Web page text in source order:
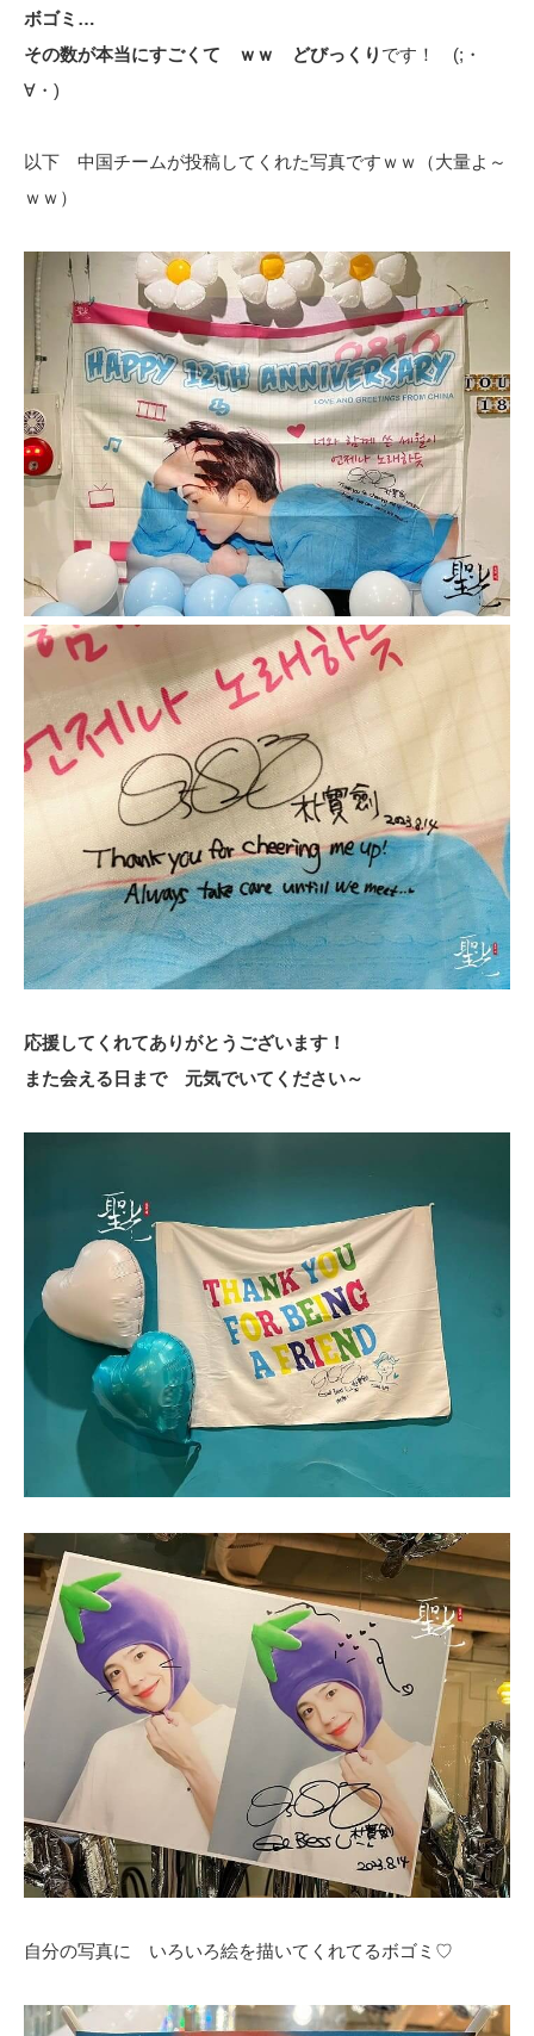
ボゴミ…
その数が本当にすごくて ｗｗ どびっくり です！ (;・
∀・)
以下 中国チームが投稿してくれた写真ですｗｗ（大量よ～
ｗｗ）
応援してくれてありがとうございます！
また会える日まで 元気でいてください～
自分の写真に いろいろ絵を描いてくれてるボゴミ♡